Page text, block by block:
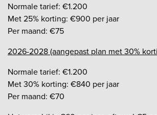
Normale tarief: €1.200
Met 25% korting: €900 per jaar
Per maand: €75
2026-2028 (aangepast plan met 30%
Normale tarief: €1.200
Met 30% korting: €840 per jaar
Per maand: €70